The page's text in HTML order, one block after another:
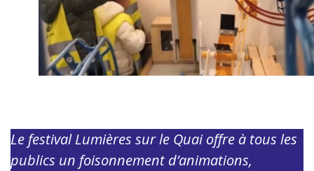
Le festival Lumières sur le Quai offre à tous les
publics un foisonnement d’animations,